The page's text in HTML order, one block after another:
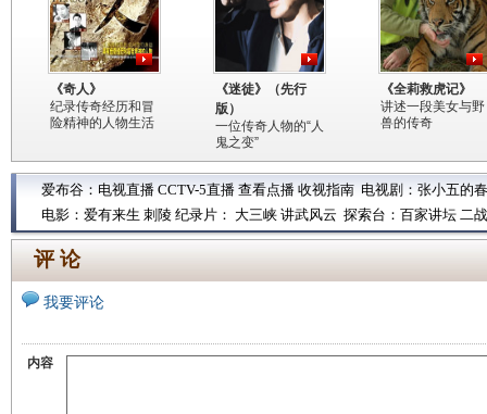
《奇人》
纪录传奇经历和冒
险精神的人物生活
《迷徒》（先行
版）
一位传奇人物的“人
鬼之变”
《全莉救虎记》
讲述一段美女与野
兽的传奇
爱布谷： 电视直播 CCTV-5直播 查看点播 收视指南 电视剧： 张小五的
电影： 爱有来生 刺陵 纪录片： 大三峡 讲武风云 探索台： 百家讲坛 二
评 论
我要评论
内容